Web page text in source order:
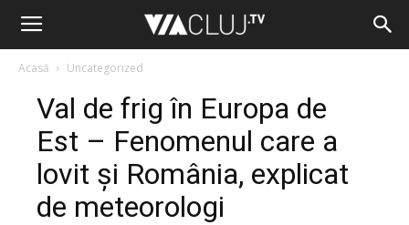
Acasă Uncategorized
Val de frig în Europa de
Est – Fenomenul care a
lovit și România, explicat
de meteorologi